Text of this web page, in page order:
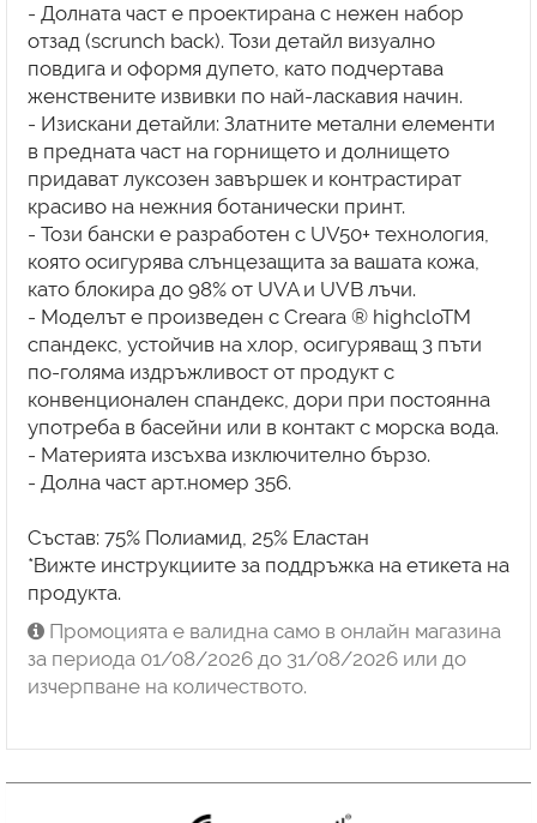
- Долната част е проектирана с нежен набор
отзад (scrunch back). Този детайл визуално
повдига и оформя дупето, като подчертава
женствените извивки по най-ласкавия начин.
- Изискани детайли: Златните метални елементи
в предната част на горнището и долнището
придават луксозен завършек и контрастират
красиво на нежния ботанически принт.
- Този бански е разработен с UV50+ технология,
която осигурява слънцезащита за вашата кожа,
като блокира до 98% от UVA и UVB лъчи.
- Моделът е произведен с Creara ® highcloTM
спандекс, устойчив на хлор, осигуряващ 3 пъти
по-голяма издръжливост от продукт с
конвенционален спандекс, дори при постоянна
употреба в басейни или в контакт с морска вода.
- Материята изсъхва изключително бързо.
- Долна част арт.номер 356.
Състав: 75% Полиамид, 25% Еластан
*Вижте инструкциите за поддръжка на етикета на
продукта.
Промоцията е валидна само в онлайн магазина
за периода 01/08/2026 до 31/08/2026 или до
изчерпване на количеството.